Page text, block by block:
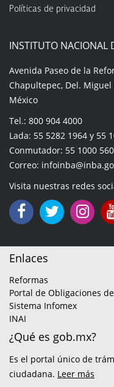
Políticas de privacidad
INSTITUTO NACIONAL
Avenida Paseo de la
Chapultepec, Del. Miguel
México
Tel.: 800 904 4000
Lada: 55 5282 1964 y 55
Conmutador: 55 1000
Correo:
Visita nuestras redes
Enlaces
Reformas
Portal de Obligaciones
Sistema Infomex
INAI
¿Qué es gob.mx?
Es el portal único de
ciudadana. Leer más